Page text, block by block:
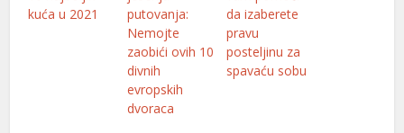
kuća u 2021
putovanja:
Nemojte
zaobići ovih 10
divnih
evropskih
dvoraca
da izaberete
pravu
posteljinu za
spavaću sobu